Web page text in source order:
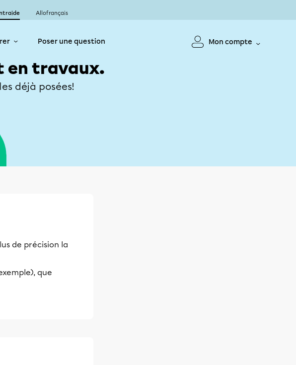
Allofrançais
Poser une question Mon compte
en travaux.
déjà posées!
de précision la
que